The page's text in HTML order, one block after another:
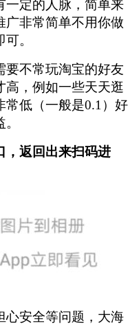
一定的人脉，简单来
广非常简单不用你做
。
要不常玩淘宝的好友
高，例如一些天天逛
常低（一般是0.1）好
，返回出来扫码进
心安全等问题，大海